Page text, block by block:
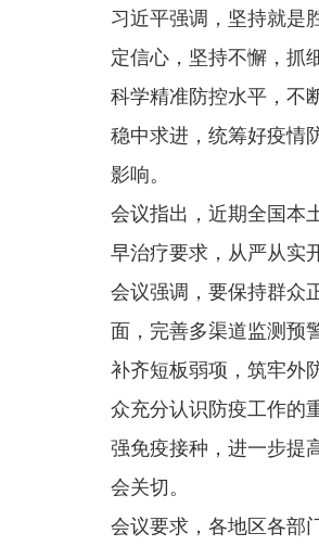
习近平强调，坚持就是
定信心，坚持不懈，抓
科学精准防控水平，不
稳中求进，统筹好疫情
影响。
会议指出，近期全国本
早治疗要求，从严从实
会议强调，要保持群众
面，完善多渠道监测预
补齐短板弱项，筑牢外
众充分认识防疫工作的
强免疫接种，进一步提
会关切。
会议要求，各地区各部